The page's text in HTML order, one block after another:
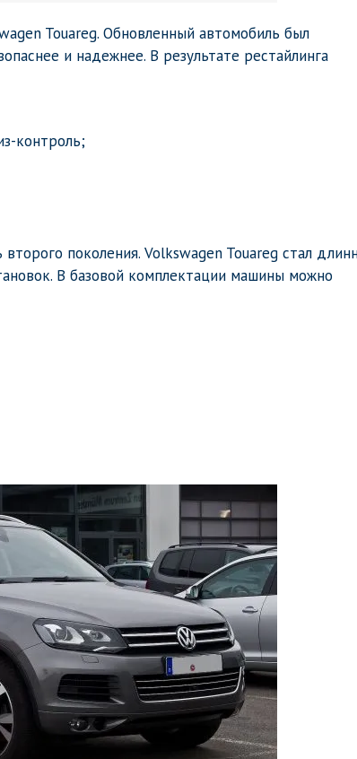
Touareg. Обновленный автомобиль был
и надежнее. В результате рестайлинга
контроль;
поколения. Volkswagen Touareg стал
В базовой комплектации машины можно